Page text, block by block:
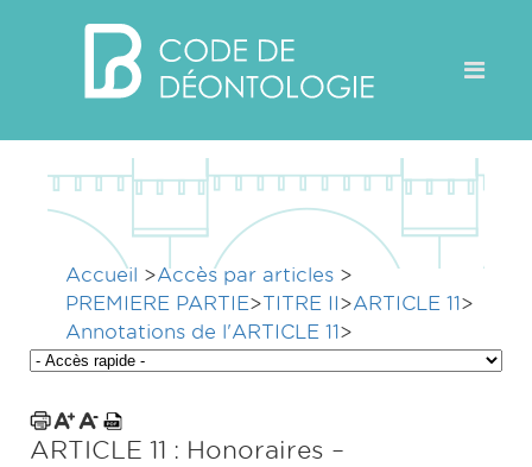
Accueil >Accès par articles >
PREMIERE PARTIE>TITRE II>ARTICLE 11>
Annotations de l'ARTICLE 11>
ARTICLE 11 : Honoraires –